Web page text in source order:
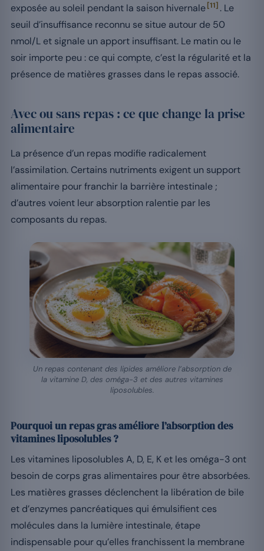
exposée au soleil pendant la saison hivernale[11] . Le
seuil d’insuffisance reconnu se situe autour de 50
nmol/L et signale un apport insuffisant. Le matin ou le
soir importe peu : ce qui compte, c’est la régularité et la
présence de matières grasses dans le repas associé.
Avec ou sans repas : ce que change la prise
alimentaire
La présence d’un repas modifie radicalement
l’assimilation. Certains nutriments exigent un support
alimentaire pour franchir la barrière intestinale ;
d’autres voient leur absorption ralentie par les
composants du repas.
Un repas contenant des lipides améliore l’absorption de
la vitamine D, des oméga-3 et des autres vitamines
liposolubles.
Pourquoi un repas gras améliore l’absorption des
vitamines liposolubles ?
Les vitamines liposolubles A, D, E, K et les oméga-3 ont
besoin de corps gras alimentaires pour être absorbées.
Les matières grasses déclenchent la libération de bile
et d’enzymes pancréatiques qui émulsifient ces
molécules dans la lumière intestinale, étape
indispensable pour qu’elles franchissent la membrane